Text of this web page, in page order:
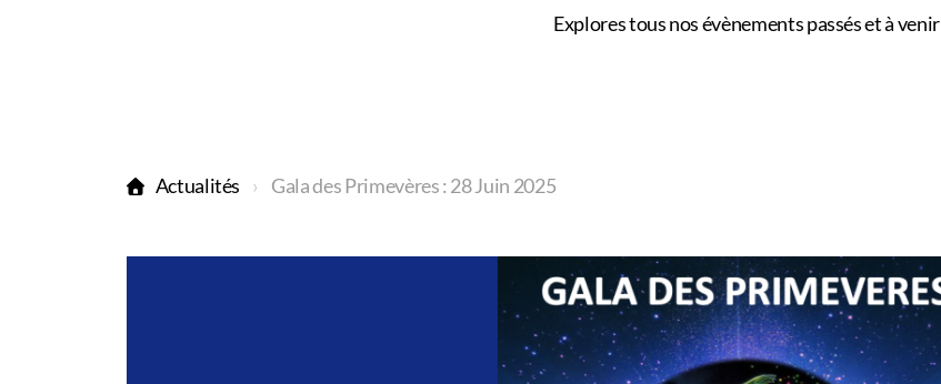
Explores tous nos évènements passés et à venir
Actualités Gala des Primevères : 28 Juin 2025